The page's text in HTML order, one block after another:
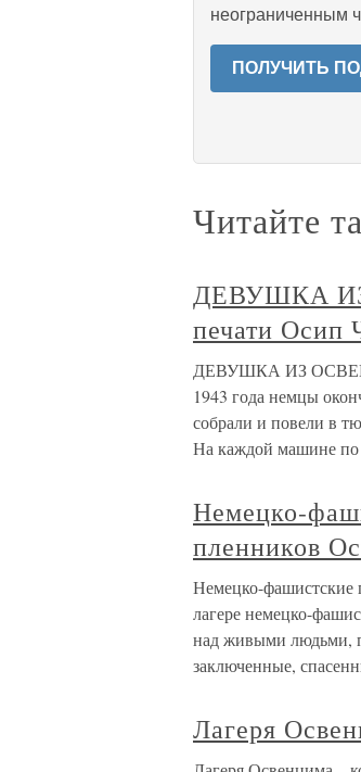
неограниченным
ПОЛУЧИТЬ
Читайте
ДЕВУШКА
печати Осип
ДЕВУШКА ИЗ
1943 года немцы
собрали и повели в
На каждой машине по
Немецко-
пленников
Немецко-фашистские
лагере немецко-
над живыми людьми,
заключенные,
Лагеря